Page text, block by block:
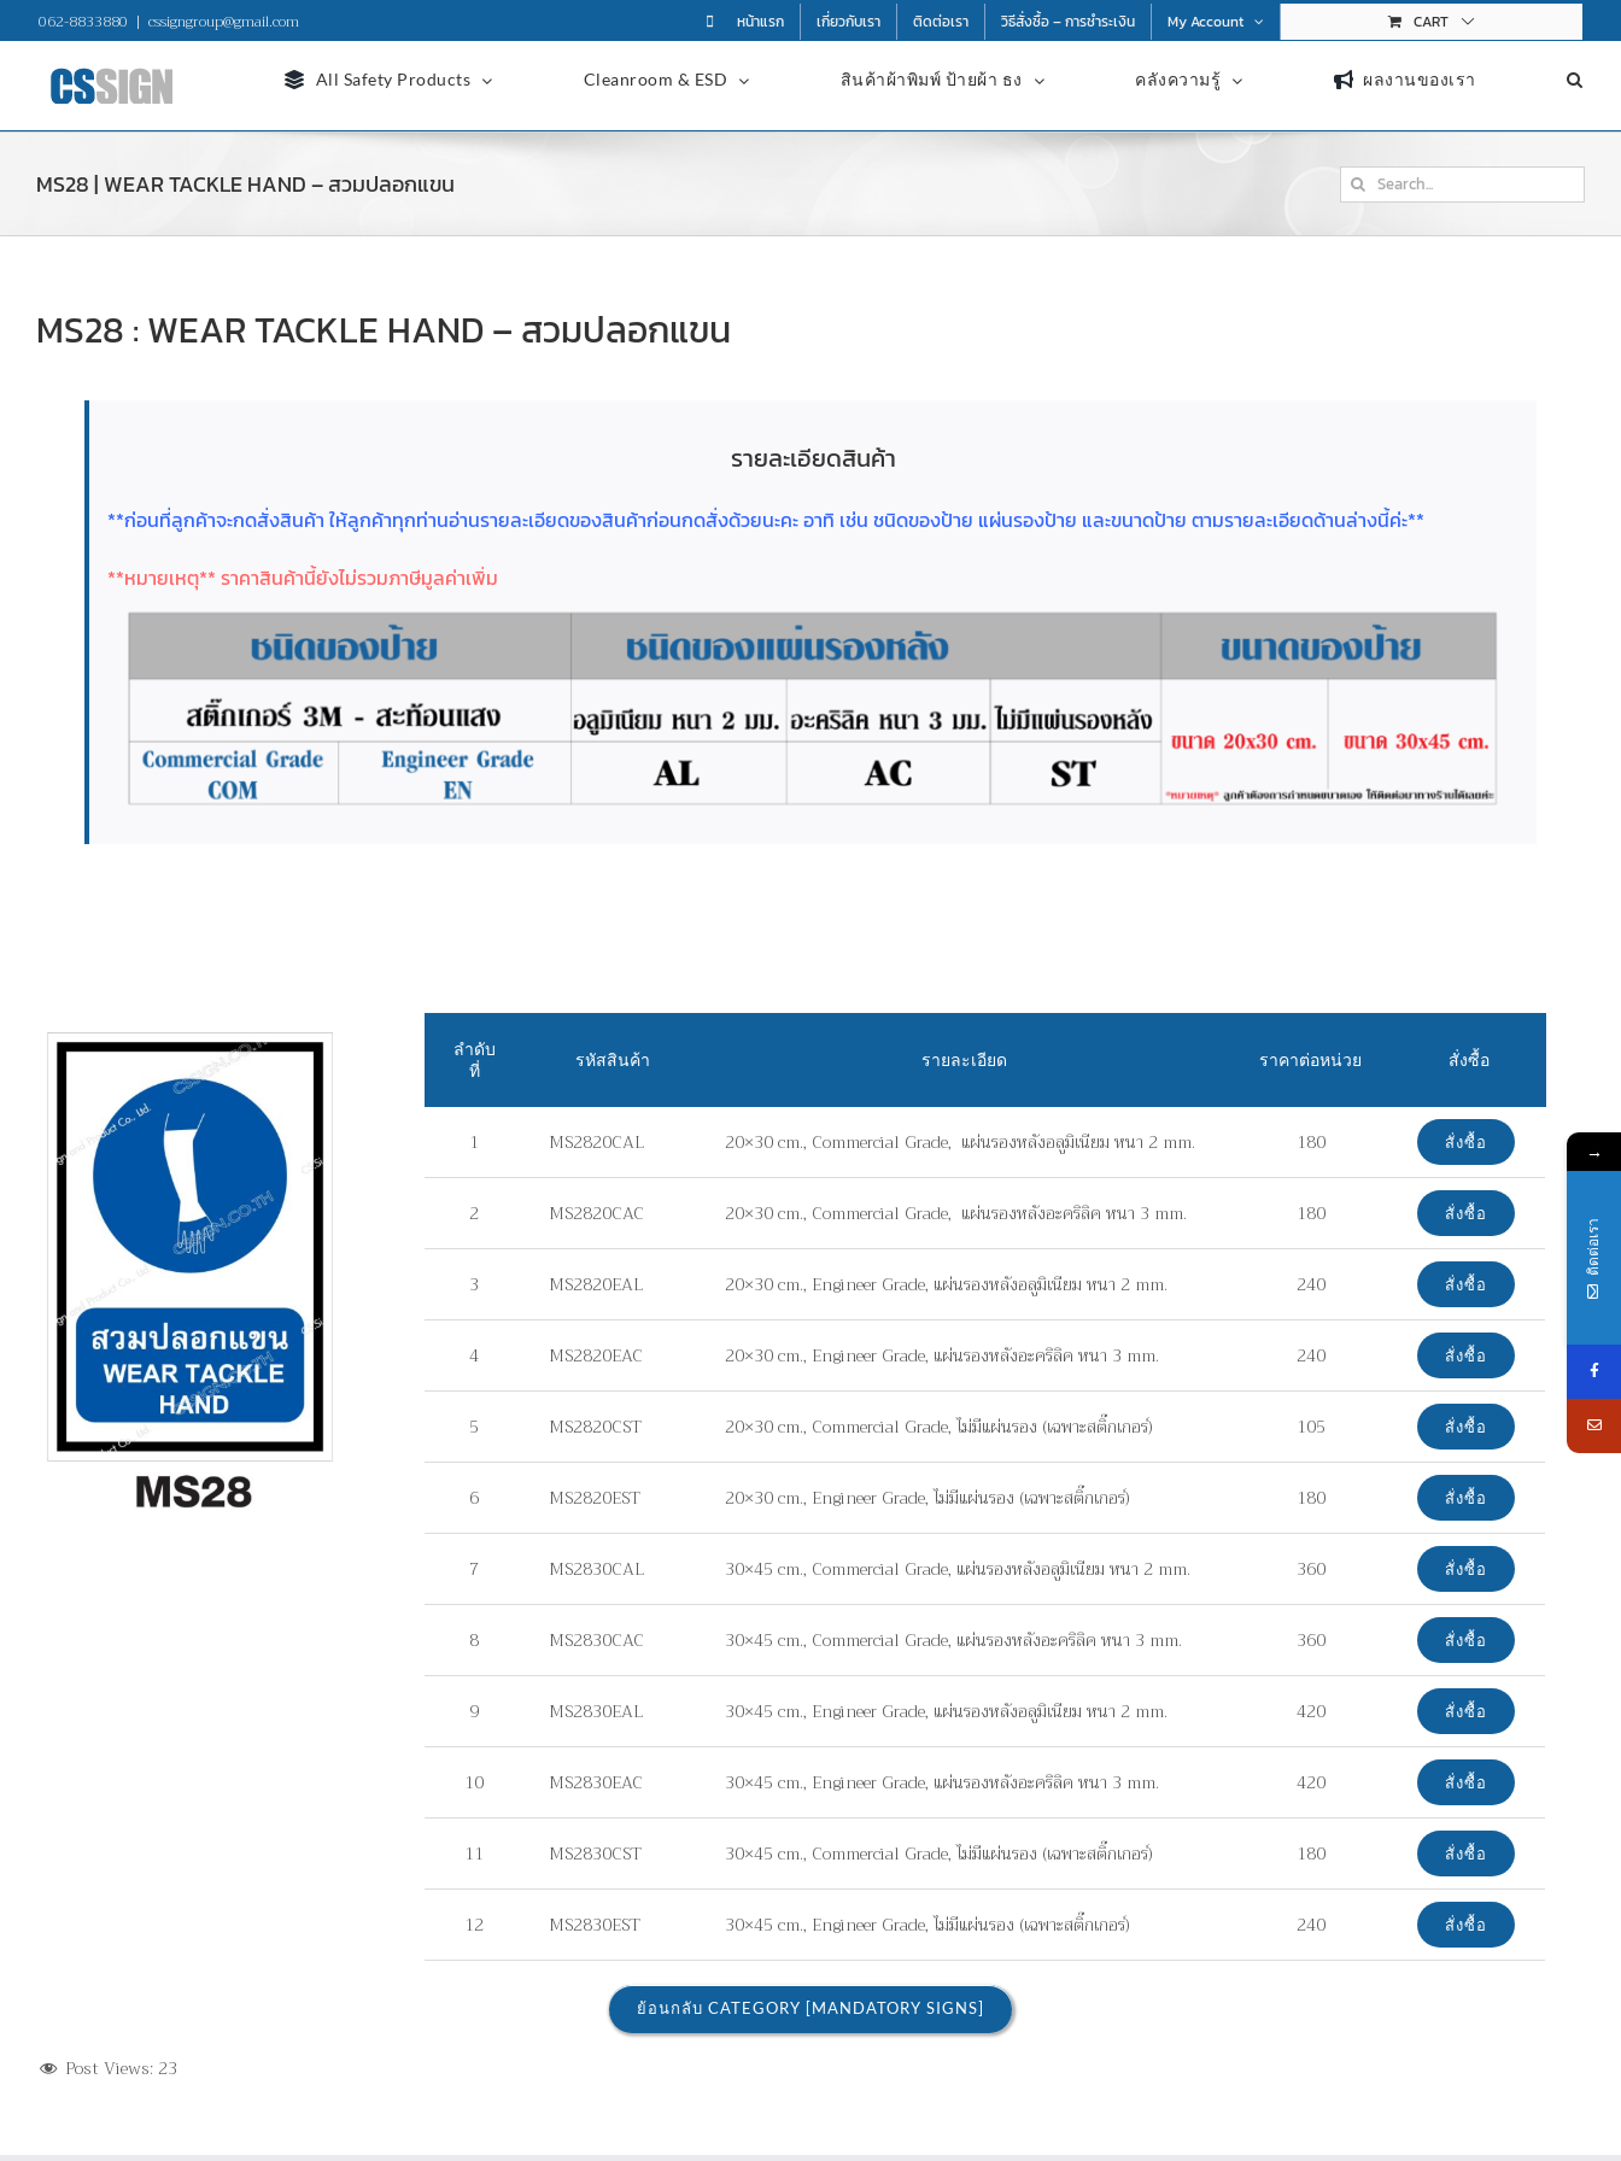
to
content
062-8833880 | cssigngroup@gmail.com หน้าแรก เกี่ยวกับเรา ติดต่อเรา วิธีสั่งซื้อ – การชำระเงิน My Account CART
All Safety Products Cleanroom & ESD สินค้าผ้าพิมพ์ ป้ายผ้า ธง คลังความรู้ ผลงานของเรา
MS28 | WEAR TACKLE HAND – สวมปลอกแขน
Search
for:
MS28 : WEAR TACKLE HAND – สวมปลอกแขน
รายละเอียดสินค้า
**ก่อนที่ลูกค้าจะกดสั่งสินค้า ให้ลูกค้าทุกท่านอ่านรายละเอียดของสินค้าก่อนกดสั่งด้วยนะคะ อาทิ เช่น ชนิดของป้าย แผ่นรองป้าย และขนาดป้าย ตามรายละเอียดด้านล่างนี้ค่ะ**
**หมายเหตุ** ราคาสินค้านี้ยังไม่รวมภาษีมูลค่าเพิ่ม
ลำดับ
ที่
รหัสสินค้า รายละเอียด ราคาต่อหน่วย สั่งซื้อ
1 MS2820CAL 20×30 cm., Commercial Grade, แผ่นรองหลังอลูมิเนียม หนา 2 mm. 180 สั่งซื้อ
2 MS2820CAC 20×30 cm., Commercial Grade, แผ่นรองหลังอะคริลิค หนา 3 mm. 180 สั่งซื้อ
3 MS2820EAL 20×30 cm., Engineer Grade, แผ่นรองหลังอลูมิเนียม หนา 2 mm. 240 สั่งซื้อ
4 MS2820EAC 20×30 cm., Engineer Grade, แผ่นรองหลังอะคริลิค หนา 3 mm. 240 สั่งซื้อ
5 MS2820CST 20×30 cm., Commercial Grade, ไม่มีแผ่นรอง (เฉพาะสติ๊กเกอร์) 105 สั่งซื้อ
6 MS2820EST 20×30 cm., Engineer Grade, ไม่มีแผ่นรอง (เฉพาะสติ๊กเกอร์) 180 สั่งซื้อ
7 MS2830CAL 30×45 cm., Commercial Grade, แผ่นรองหลังอลูมิเนียม หนา 2 mm. 360 สั่งซื้อ
8 MS2830CAC 30×45 cm., Commercial Grade, แผ่นรองหลังอะคริลิค หนา 3 mm. 360 สั่งซื้อ
9 MS2830EAL 30×45 cm., Engineer Grade, แผ่นรองหลังอลูมิเนียม หนา 2 mm. 420 สั่งซื้อ
10 MS2830EAC 30×45 cm., Engineer Grade, แผ่นรองหลังอะคริลิค หนา 3 mm. 420 สั่งซื้อ
11 MS2830CST 30×45 cm., Commercial Grade, ไม่มีแผ่นรอง (เฉพาะสติ๊กเกอร์) 180 สั่งซื้อ
12 MS2830EST 30×45 cm., Engineer Grade, ไม่มีแผ่นรอง (เฉพาะสติ๊กเกอร์) 240 สั่งซื้อ
ย้อนกลับ CATEGORY [MANDATORY SIGNS]
Post Views: 23
→
ติดต่อเรา